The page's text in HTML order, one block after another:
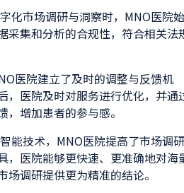
化市场调研与洞察时，MNO医院始
采集和分析的合规性，符合相关法
医院建立了及时的调整与反馈机
，医院及时对服务进行优化，并通
增加患者的参与感。
能技术，MNO医院提高了市场调研
，医院能够更快速、更准确地对海
调研提供更为精准的结论。